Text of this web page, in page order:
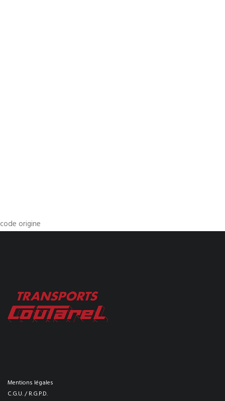
code origine
Mentions légales
C.G.U. / R.G.P.D.